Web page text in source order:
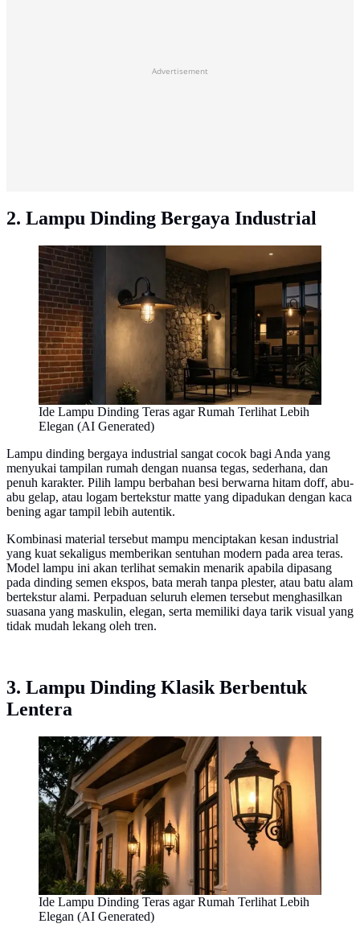
Advertisement
2. Lampu Dinding Bergaya Industrial
Ide Lampu Dinding Teras agar Rumah Terlihat Lebih
Elegan (AI Generated)
Lampu dinding bergaya industrial sangat cocok bagi Anda yang
menyukai tampilan rumah dengan nuansa tegas, sederhana, dan
penuh karakter. Pilih lampu berbahan besi berwarna hitam doff, abu-
abu gelap, atau logam bertekstur matte yang dipadukan dengan kaca
bening agar tampil lebih autentik.
Kombinasi material tersebut mampu menciptakan kesan industrial
yang kuat sekaligus memberikan sentuhan modern pada area teras.
Model lampu ini akan terlihat semakin menarik apabila dipasang
pada dinding semen ekspos, bata merah tanpa plester, atau batu alam
bertekstur alami. Perpaduan seluruh elemen tersebut menghasilkan
suasana yang maskulin, elegan, serta memiliki daya tarik visual yang
tidak mudah lekang oleh tren.
3. Lampu Dinding Klasik Berbentuk
Lentera
Ide Lampu Dinding Teras agar Rumah Terlihat Lebih
Elegan (AI Generated)